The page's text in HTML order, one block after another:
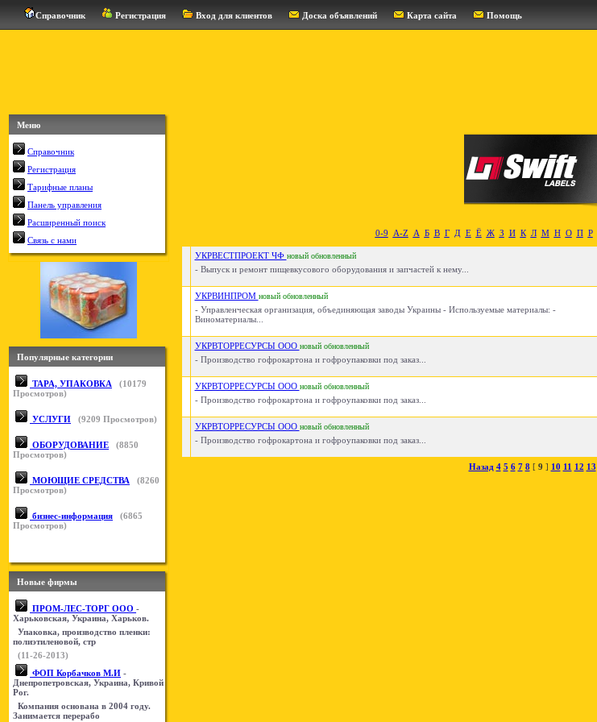
Справочник Регистрация Вход для клиентов Доска объявлений Карта сайта Помощь
Меню
Справочник
Регистрация
Тарифные планы
Панель управления
Расширенный поиск
Связь с нами
Популярные категории
ТАРА, УПАКОВКА (10179
Просмотров)
УСЛУГИ (9209 Просмотров)
ОБОРУДОВАНИЕ (8850
Просмотров)
МОЮЩИЕ СРЕДСТВА (8260
Просмотров)
бизнес-информация (6865
Просмотров)
Новые фирмы
ПРОМ-ЛЕС-ТОРГ ООО -
Харьковская, Украина, Харьков.
Упаковка, производство пленки:
полиэтиленовой, стр
(11-26-2013)
ФОП Корбачков М.И -
Днепропетровская, Украина, Кривой
Рог.
Компания основана в 2004 году.
Занимается перерабо
0-9 A-Z А Б В Г Д Е Ё Ж З И К Л М Н О П Р
УКРВЕСТПРОЕКТ ЧФ новый обновленный
- Выпуск и ремонт пищевкусового оборудования и запчастей к нему...
УКРВИНПРОМ новый обновленный
- Управленческая организация, объединяющая заводы Украины - Используемые материалы: -
Виноматериалы...
УКРВТОРРЕСУРСЫ ООО новый обновленный
- Производство гофрокартона и гофроупаковки под заказ...
УКРВТОРРЕСУРСЫ ООО новый обновленный
- Производство гофрокартона и гофроупаковки под заказ...
УКРВТОРРЕСУРСЫ ООО новый обновленный
- Производство гофрокартона и гофроупаковки под заказ...
Назад 4 5 6 7 8[ 9 ] 10 11 12 13